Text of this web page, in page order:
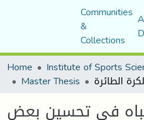
Communities
&
Collections
Home
Master Thesis
في تحسين بعض